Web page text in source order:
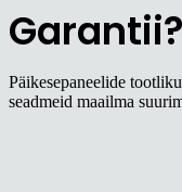
Garantii?
Päikesepaneelide
seadmeid maailma